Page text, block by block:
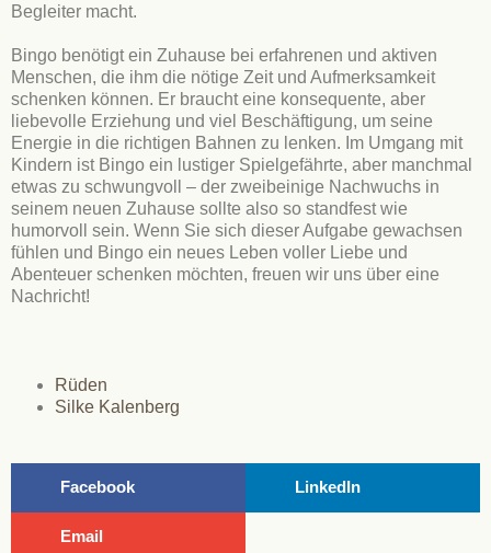
Begleiter macht.
Bingo benötigt ein Zuhause bei erfahrenen und aktiven
Menschen, die ihm die nötige Zeit und Aufmerksamkeit
schenken können. Er braucht eine konsequente, aber
liebevolle Erziehung und viel Beschäftigung, um seine
Energie in die richtigen Bahnen zu lenken. Im Umgang mit
Kindern ist Bingo ein lustiger Spielgefährte, aber manchmal
etwas zu schwungvoll – der zweibeinige Nachwuchs in
seinem neuen Zuhause sollte also so standfest wie
humorvoll sein. Wenn Sie sich dieser Aufgabe gewachsen
fühlen und Bingo ein neues Leben voller Liebe und
Abenteuer schenken möchten, freuen wir uns über eine
Nachricht!
Rüden
Silke Kalenberg
Facebook LinkedIn
Email